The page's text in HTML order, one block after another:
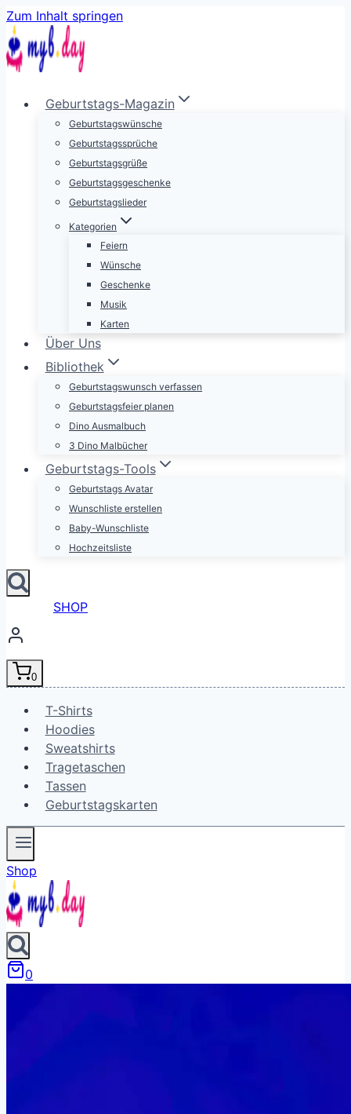
Zum Inhalt springen
Geburtstags-Magazin
Geburtstagswünsche
Geburtstagssprüche
Geburtstagsgrüße
Geburtstagsgeschenke
Geburtstagslieder
Kategorien
Feiern
Wünsche
Geschenke
Musik
Karten
Über Uns
Bibliothek
Geburtstagswunsch verfassen
Geburtstagsfeier planen
Dino Ausmalbuch
3 Dino Malbücher
Geburtstags-Tools
Geburtstags Avatar
Wunschliste erstellen
Baby-Wunschliste
Hochzeitsliste
SHOP
0
T-Shirts
Hoodies
Sweatshirts
Tragetaschen
Tassen
Geburtstagskarten
Shop
0